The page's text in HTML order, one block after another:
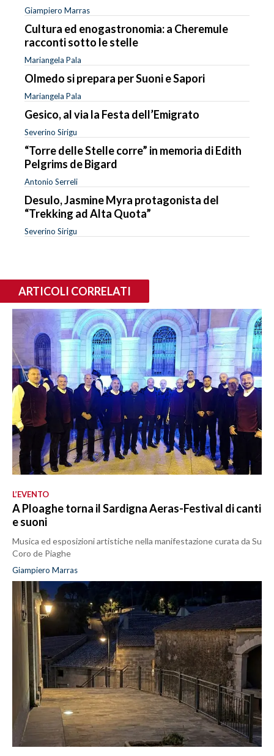
Giampiero Marras
Cultura ed enogastronomia: a Cheremule
racconti sotto le stelle
Mariangela Pala
Olmedo si prepara per Suoni e Sapori
Mariangela Pala
Gesico, al via la Festa dell’Emigrato
Severino Sirigu
“Torre delle Stelle corre” in memoria di Edith
Pelgrims de Bigard
Antonio Serreli
Desulo, Jasmine Myra protagonista del
“Trekking ad Alta Quota”
Severino Sirigu
ARTICOLI CORRELATI
L’EVENTO
A Ploaghe torna il Sardigna Aeras-Festival di canti
e suoni
Musica ed esposizioni artistiche nella manifestazione curata da Su
Coro de Piaghe
Giampiero Marras